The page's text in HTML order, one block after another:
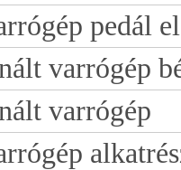
pedál
varrógép
varrógép